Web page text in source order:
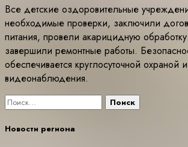
Все детские оздоровительные
необходимые проверки, заключили
питания, провели акарицидную
завершили ремонтные работы.
обеспечивается круглосуточной охраной
видеонаблюдения.
Найти:
Новости региона